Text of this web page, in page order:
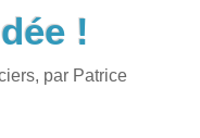
!
par Patrice